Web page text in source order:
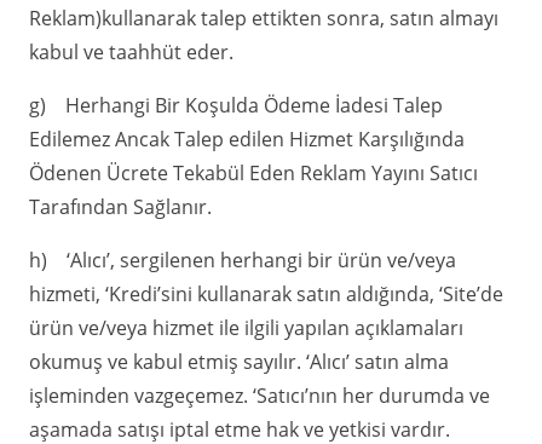
Reklam)kullanarak talep ettikten sonra, satın almayı
kabul ve taahhüt eder.
g) Herhangi Bir Koşulda Ödeme İadesi Talep
Edilemez Ancak Talep edilen Hizmet Karşılığında
Ödenen Ücrete Tekabül Eden Reklam Yayını Satıcı
Tarafından Sağlanır.
h) ‘Alıcı’, sergilenen herhangi bir ürün ve/veya
hizmeti, ‘Kredi’sini kullanarak satın aldığında, ‘Site’de
ürün ve/veya hizmet ile ilgili yapılan açıklamaları
okumuş ve kabul etmiş sayılır. ‘Alıcı’ satın alma
işleminden vazgeçemez. ‘Satıcı’nın her durumda ve
aşamada satışı iptal etme hak ve yetkisi vardır.